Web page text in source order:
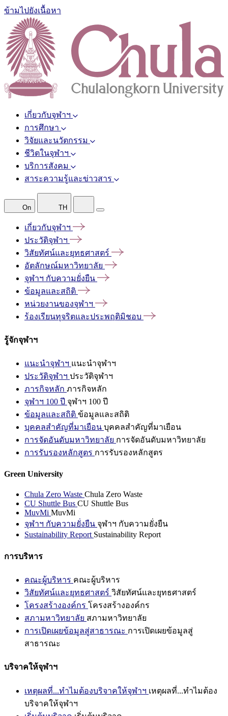
ข้ามไปยังเนื้อหา
เกี่ยวกับจุฬาฯ
การศึกษา
วิจัยและนวัตกรรม
ชีวิตในจุฬาฯ
บริการสังคม
สาระความรู้และข่าวสาร
On TH
เกี่ยวกับจุฬาฯ
ประวัติจุฬาฯ
วิสัยทัศน์และยุทธศาสตร์
อัตลักษณ์มหาวิทยาลัย
จุฬาฯ กับความยั่งยืน
ข้อมูลและสถิติ
หน่วยงานของจุฬาฯ
ร้องเรียนทุจริตและประพฤติมิชอบ
รู้จักจุฬาฯ
แนะนำจุฬาฯ แนะนำจุฬาฯ
ประวัติจุฬาฯ ประวัติจุฬาฯ
ภารกิจหลัก ภารกิจหลัก
จุฬาฯ 100 ปี จุฬาฯ 100 ปี
ข้อมูลและสถิติ ข้อมูลและสถิติ
บุคคลสำคัญที่มาเยือน บุคคลสำคัญที่มาเยือน
การจัดอันดับมหาวิทยาลัย การจัดอันดับมหาวิทยาลัย
การรับรองหลักสูตร การรับรองหลักสูตร
Green University
Chula Zero Waste Chula Zero Waste
CU Shuttle Bus CU Shuttle Bus
MuvMi MuvMi
จุฬาฯ กับความยั่งยืน จุฬาฯ กับความยั่งยืน
Sustainability Report Sustainability Report
การบริหาร
คณะผู้บริหาร คณะผู้บริหาร
วิสัยทัศน์และยุทธศาสตร์ วิสัยทัศน์และยุทธศาสตร์
โครงสร้างองค์กร โครงสร้างองค์กร
สภามหาวิทยาลัย สภามหาวิทยาลัย
การเปิดเผยข้อมูลสู่สาธารณะ การเปิดเผยข้อมูลสู่
สาธารณะ
บริจาคให้จุฬาฯ
เหตุผลที่...ทำไมต้องบริจาคให้จุฬาฯ เหตุผลที่...ทำไมต้อง
บริจาคให้จุฬาฯ